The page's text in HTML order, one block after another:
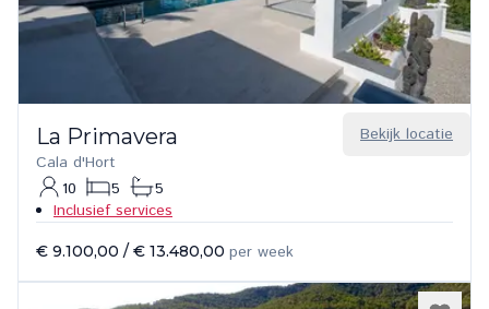
Bekijk locatie
La Primavera
Cala d'Hort
10
5
5
Inclusief services
€ 9.100,00 / € 13.480,00 per week